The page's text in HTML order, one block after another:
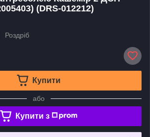
(DRS-012212)
Роздріб
Купити
або
Купити з